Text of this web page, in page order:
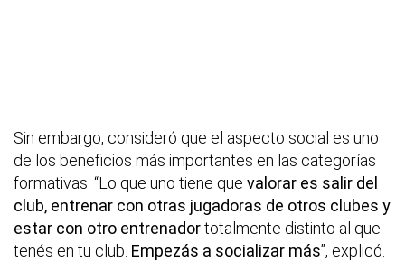
Sin embargo, consideró que el aspecto social es uno
de los beneficios más importantes en las categorías
formativas: “Lo que uno tiene que valorar es salir del
club, entrenar con otras jugadoras de otros clubes y
estar con otro entrenadortotalmente distinto al que
tenés en tu club. Empezás a socializar más”, explicó.